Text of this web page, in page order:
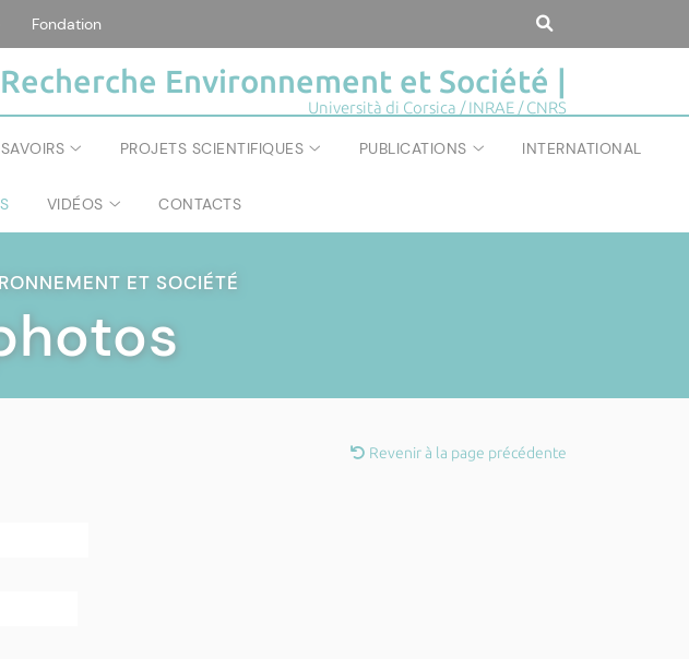
Fondation
Environnement et Société |
Università di Corsica / INRAE / CNRS
PROJETS SCIENTIFIQUES PUBLICATIONS INTERNATIONAL
VIDÉOS CONTACTS
ET SOCIÉTÉ
Revenir à la page précédente